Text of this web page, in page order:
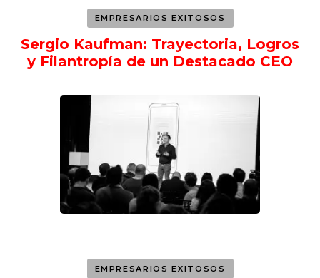
EMPRESARIOS EXITOSOS
Sergio Kaufman: Trayectoria, Logros
y Filantropía de un Destacado CEO
EMPRESARIOS EXITOSOS